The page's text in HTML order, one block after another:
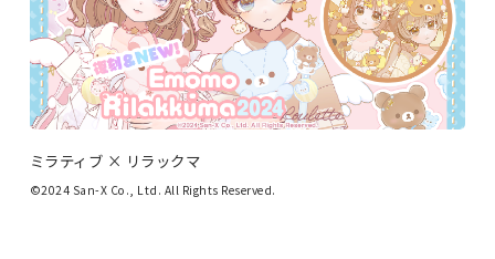
ミラティブ × リラックマ
©2024 San-X Co., Ltd. All Rights Reserved.